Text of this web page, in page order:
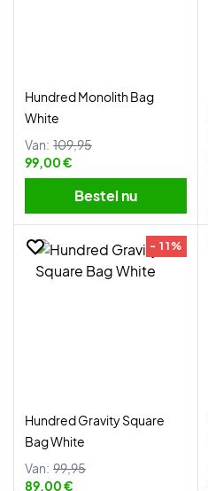
Hundred Monolith Bag
White
Van: 109,95
99,00 €
Bestel nu
- 11%
Hundred Gravity Square
Bag White
Van: 99,95
89,00 €